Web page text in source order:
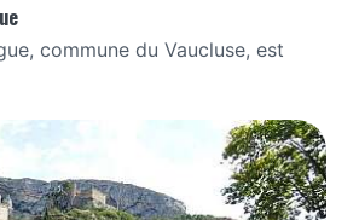
commune du Vaucluse, est